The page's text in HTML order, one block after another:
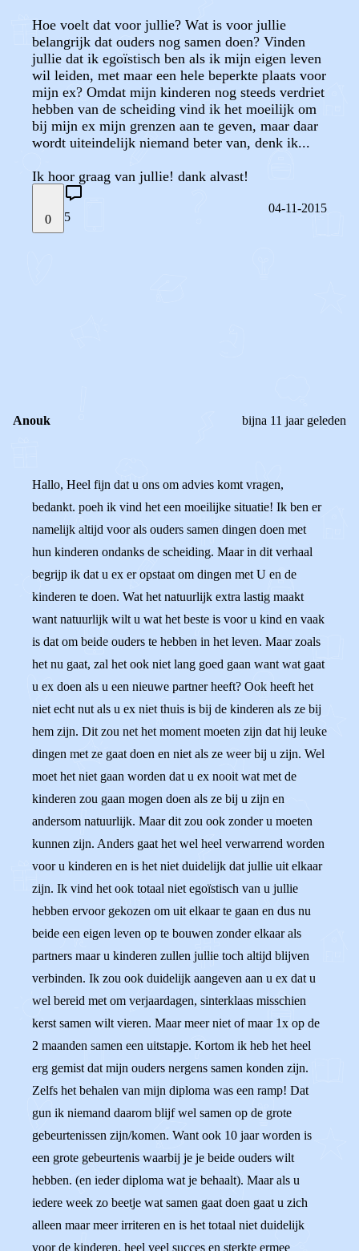
Hoe voelt dat voor jullie? Wat is voor jullie
belangrijk dat ouders nog samen doen? Vinden
jullie dat ik egoïstisch ben als ik mijn eigen leven
wil leiden, met maar een hele beperkte plaats voor
mijn ex? Omdat mijn kinderen nog steeds verdriet
hebben van de scheiding vind ik het moeilijk om
bij mijn ex mijn grenzen aan te geven, maar daar
wordt uiteindelijk niemand beter van, denk ik...
Ik hoor graag van jullie! dank alvast!
0 5
04-11-2015
Anouk bijna 11 jaar geleden
Hallo, Heel fijn dat u ons om advies komt vragen,
bedankt. poeh ik vind het een moeilijke situatie! Ik ben er
namelijk altijd voor als ouders samen dingen doen met
hun kinderen ondanks de scheiding. Maar in dit verhaal
begrijp ik dat u ex er opstaat om dingen met U en de
kinderen te doen. Wat het natuurlijk extra lastig maakt
want natuurlijk wilt u wat het beste is voor u kind en vaak
is dat om beide ouders te hebben in het leven. Maar zoals
het nu gaat, zal het ook niet lang goed gaan want wat gaat
u ex doen als u een nieuwe partner heeft? Ook heeft het
niet echt nut als u ex niet thuis is bij de kinderen als ze bij
hem zijn. Dit zou net het moment moeten zijn dat hij leuke
dingen met ze gaat doen en niet als ze weer bij u zijn. Wel
moet het niet gaan worden dat u ex nooit wat met de
kinderen zou gaan mogen doen als ze bij u zijn en
andersom natuurlijk. Maar dit zou ook zonder u moeten
kunnen zijn. Anders gaat het wel heel verwarrend worden
voor u kinderen en is het niet duidelijk dat jullie uit elkaar
zijn. Ik vind het ook totaal niet egoïstisch van u jullie
hebben ervoor gekozen om uit elkaar te gaan en dus nu
beide een eigen leven op te bouwen zonder elkaar als
partners maar u kinderen zullen jullie toch altijd blijven
verbinden. Ik zou ook duidelijk aangeven aan u ex dat u
wel bereid met om verjaardagen, sinterklaas misschien
kerst samen wilt vieren. Maar meer niet of maar 1x op de
2 maanden samen een uitstapje. Kortom ik heb het heel
erg gemist dat mijn ouders nergens samen konden zijn.
Zelfs het behalen van mijn diploma was een ramp! Dat
gun ik niemand daarom blijf wel samen op de grote
gebeurtenissen zijn/komen. Want ook 10 jaar worden is
een grote gebeurtenis waarbij je je beide ouders wilt
hebben. (en ieder diploma wat je behaalt). Maar als u
iedere week zo beetje wat samen gaat doen gaat u zich
alleen maar meer irriteren en is het totaal niet duidelijk
voor de kinderen. heel veel succes en sterkte ermee